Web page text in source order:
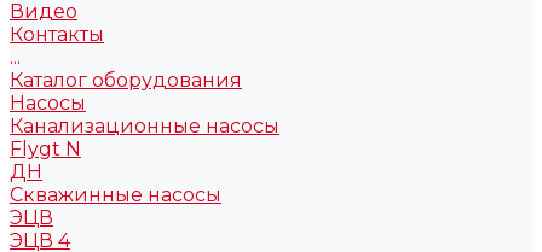
Видео
Контакты
...
Каталог оборудования
Насосы
Канализационные насосы
Flygt N
ДН
Скважинные насосы
ЭЦВ
ЭЦВ 4